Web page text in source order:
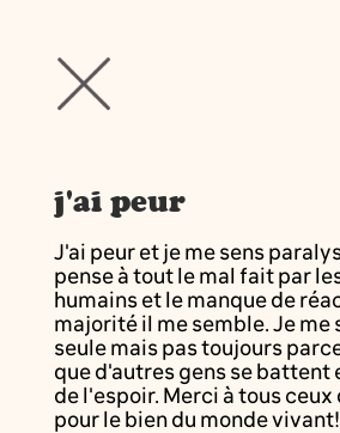
j'ai peur
J'ai peur et je me sens
pense à tout le mal fait par
humains et le manque de
majorité il me semble. Je me
seule mais pas toujours
que d'autres gens se battent
de l'espoir. Merci à tous
pour le bien du monde vivant!